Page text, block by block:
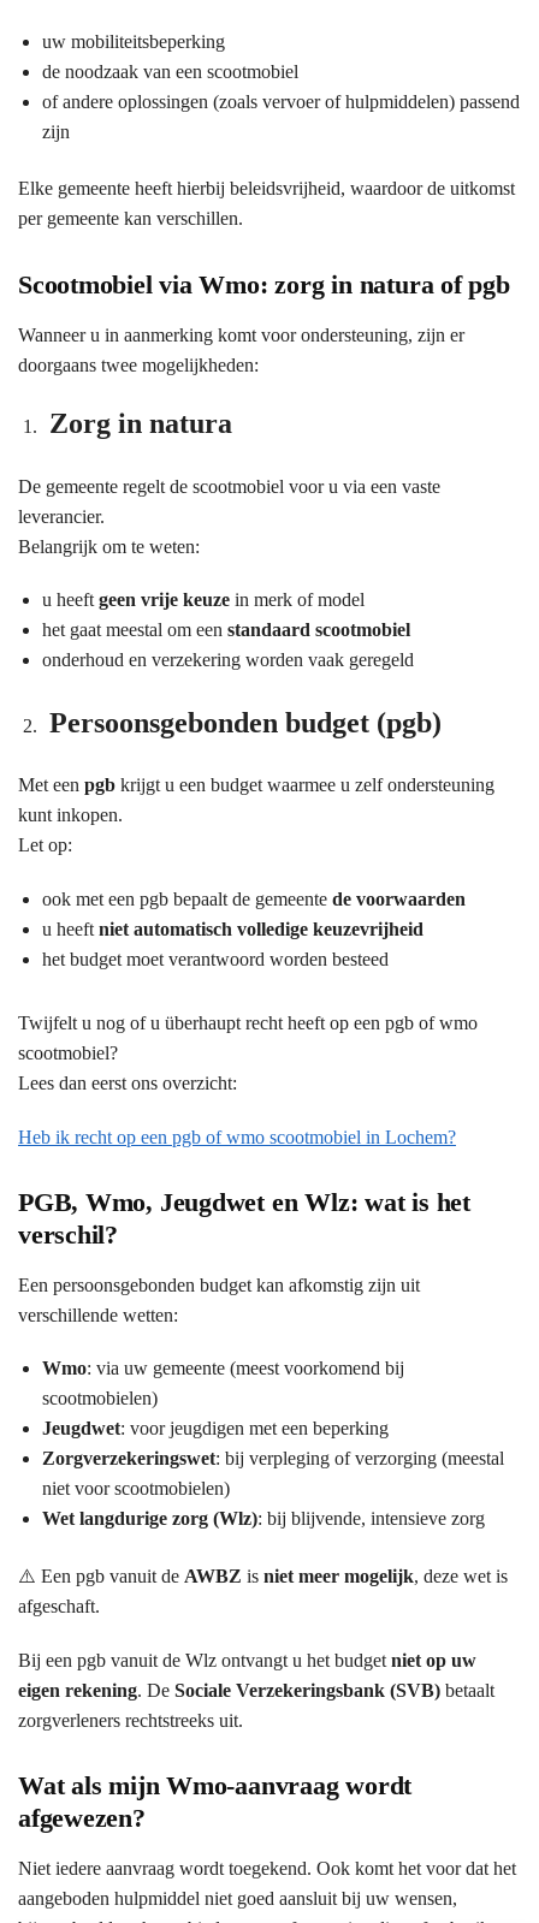
uw mobiliteitsbeperking
de noodzaak van een scootmobiel
of andere oplossingen (zoals vervoer of hulpmiddelen) passend
zijn
Elke gemeente heeft hierbij beleidsvrijheid, waardoor de uitkomst
per gemeente kan verschillen.
Scootmobiel via Wmo: zorg in natura of pgb
Wanneer u in aanmerking komt voor ondersteuning, zijn er
doorgaans twee mogelijkheden:
Zorg in natura
De gemeente regelt de scootmobiel voor u via een vaste
leverancier.
Belangrijk om te weten:
u heeft geen vrije keuze in merk of model
het gaat meestal om een standaard scootmobiel
onderhoud en verzekering worden vaak geregeld
Persoonsgebonden budget (pgb)
Met een pgb krijgt u een budget waarmee u zelf ondersteuning
kunt inkopen.
Let op:
ook met een pgb bepaalt de gemeente de voorwaarden
u heeft niet automatisch volledige keuzevrijheid
het budget moet verantwoord worden besteed
Twijfelt u nog of u überhaupt recht heeft op een pgb of wmo
scootmobiel?
Lees dan eerst ons overzicht:
Heb ik recht op een pgb of wmo scootmobiel in Lochem?
PGB, Wmo, Jeugdwet en Wlz: wat is het
verschil?
Een persoonsgebonden budget kan afkomstig zijn uit
verschillende wetten:
Wmo: via uw gemeente (meest voorkomend bij
scootmobielen)
Jeugdwet: voor jeugdigen met een beperking
Zorgverzekeringswet: bij verpleging of verzorging (meestal
niet voor scootmobielen)
Wet langdurige zorg (Wlz): bij blijvende, intensieve zorg
⚠️ Een pgb vanuit de AWBZ is niet meer mogelijk, deze wet is
afgeschaft.
Bij een pgb vanuit de Wlz ontvangt u het budget niet op uw
eigen rekening. De Sociale Verzekeringsbank (SVB) betaalt
zorgverleners rechtstreeks uit.
Wat als mijn Wmo-aanvraag wordt
afgewezen?
Niet iedere aanvraag wordt toegekend. Ook komt het voor dat het
aangeboden hulpmiddel niet goed aansluit bij uw wensen,